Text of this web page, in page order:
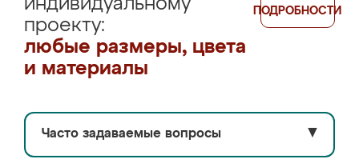
индивидуальному
проекту:
любые размеры, цвета
и материалы
ПОДРОБНОСТИ
Часто задаваемые вопросы ▼